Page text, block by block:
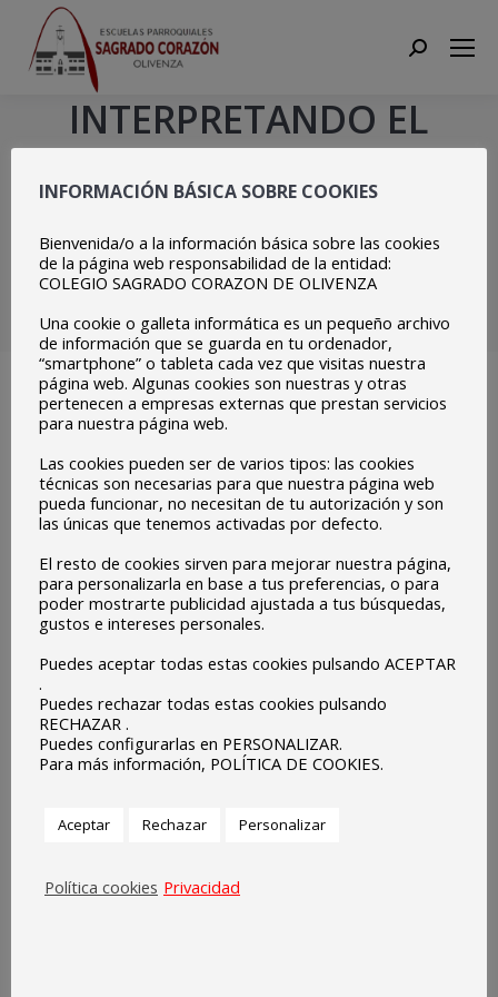
Search:
INTERPRETANDO EL
HIMNO DE EUROPA CON
ESPAÑA Y DE EUROPA.
INTERPRETANDO EL HIMNO DE EUROPA…
organizada por el IES Don Bosco de Valverde del Camino
(Huelva).
Hemos participado en la grabación del himno los siguientes
centros educativos:
– IES Don Bosco de Valverde del Camino (Huelva – España)
– Escuelas Parroquiales Sagrado Corazón (Olivenza –
España)
– Colegio Mª Rosa Molas (Zaragoza – España)
– Externato Marista (Lisboa – Portugal)
– I.E.S. Sáenz de Buruaga (Mérida – España)
– I.E.S. Álvaro Yáñez (Bembibre – España)
– Language School » Ivan Vazov» (Bulgaria)
INFORMACIÓN BÁSICA SOBRE COOKIES
Bienvenida/o a la información básica sobre las cookies
de la página web responsabilidad de la entidad:
COLEGIO SAGRADO CORAZON DE OLIVENZA
Una cookie o galleta informática es un pequeño archivo
de información que se guarda en tu ordenador,
“smartphone” o tableta cada vez que visitas nuestra
página web. Algunas cookies son nuestras y otras
pertenecen a empresas externas que prestan servicios
para nuestra página web.
Las cookies pueden ser de varios tipos: las cookies
técnicas son necesarias para que nuestra página web
pueda funcionar, no necesitan de tu autorización y son
las únicas que tenemos activadas por defecto.
El resto de cookies sirven para mejorar nuestra página,
para personalizarla en base a tus preferencias, o para
poder mostrarte publicidad ajustada a tus búsquedas,
gustos e intereses personales.
Puedes aceptar todas estas cookies pulsando ACEPTAR
.
Puedes rechazar todas estas cookies pulsando
RECHAZAR .
Puedes configurarlas en PERSONALIZAR.
Para más información, POLÍTICA DE COOKIES.
Aceptar Rechazar Personalizar
Política cookies Privacidad